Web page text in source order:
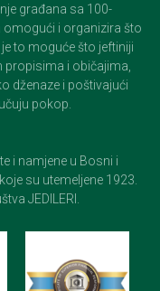
građana sa 100-
i organizira što
to moguće što jeftiniji
i običajima,
dženaze i poštivajući
pokop.
i namjene u Bosni i
su utemeljene 1923.
JEDILERI.